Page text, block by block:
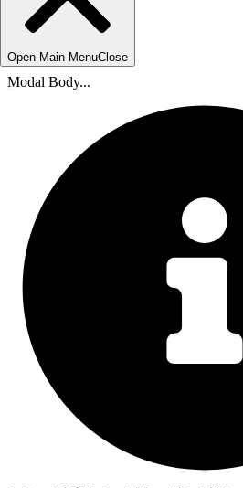
Open Main MenuClose
Modal Body...